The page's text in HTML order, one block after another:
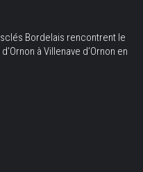
Bordelais rencontrent le
à Villenave d’Ornon en